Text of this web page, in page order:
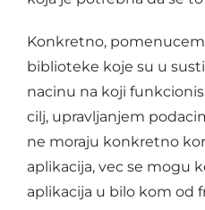
Konkretno,
biblioteke koje su u
nacinu na koji
cilj, upravljanjem
ne moraju konkretno
aplikacija, vec se mogu
aplikacija u bilo kom od